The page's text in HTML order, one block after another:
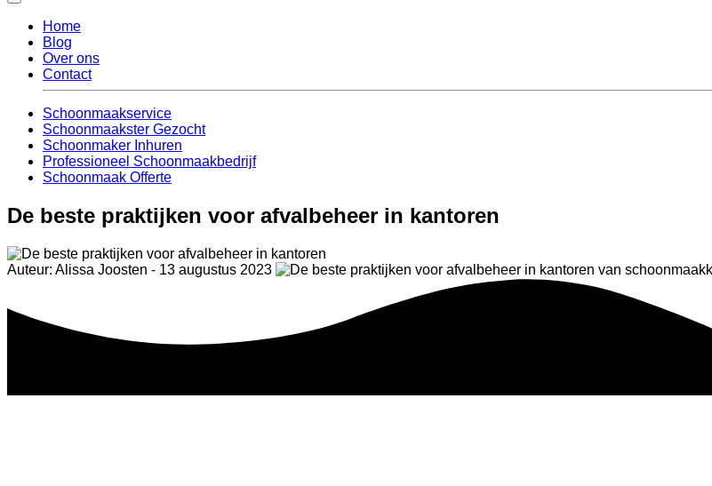
Home
Blog
Over ons
Contact
Schoonmaakservice
Schoonmaakster Gezocht
Schoonmaker Inhuren
Professioneel Schoonmaakbedrijf
Schoonmaak Offerte
De beste praktijken voor afvalbeheer in kantoren
Auteur: Alissa Joosten - 13 augustus 2023